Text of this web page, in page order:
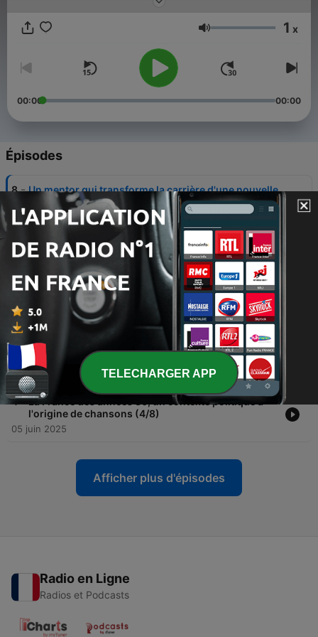
la vie publique.
Volume 1 x
00:00 00:00
Épisodes
8 - Un mentor qui transforme la carrière d'une nouvelle
génération d'artistes (8/8)
05 juin 2025
7 - De Johnny Hallyday à Céline Dion, des titres
emblématiques pour d'autres (7/8)
Des chansons qui racontent la société, quitte à
choquer (6/8)
05 juin 2025
- Un chanteur toujours plus engagé (5/8)
05 juin 2025
4 - La France des années 80, un contexte politique à
l'origine de chansons (4/8)
05 juin 2025
Afficher plus d'épisodes
Radio en Ligne
Radios et Podcasts
TELECHARGER APP